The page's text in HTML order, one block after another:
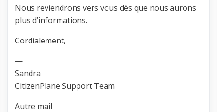
Nous reviendrons vers vous dès que nous aurons
plus d’informations.
Cordialement,
—
Sandra
CitizenPlane Support Team
Autre mail